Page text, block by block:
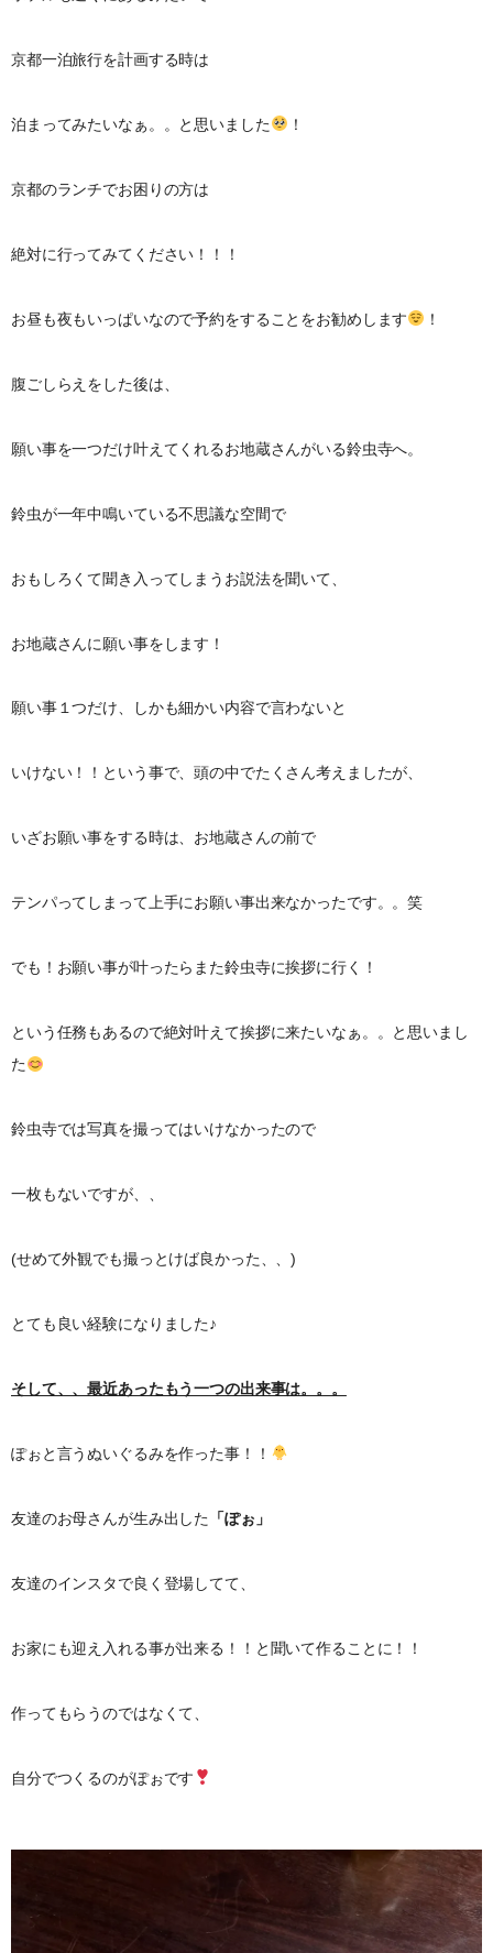
京都一泊旅行を計画する時は
泊まってみたいなぁ。。と思いました ！
京都のランチでお困りの方は
絶対に行ってみてください！！！
お昼も夜もいっぱいなので予約をすることをお勧めします ！
腹ごしらえをした後は、
願い事を一つだけ叶えてくれるお地蔵さんがいる鈴虫寺へ。
鈴虫が一年中鳴いている不思議な空間で
おもしろくて聞き入ってしまうお説法を聞いて、
お地蔵さんに願い事をします！
願い事１つだけ、しかも細かい内容で言わないと
いけない！！という事で、頭の中でたくさん考えましたが、
いざお願い事をする時は、お地蔵さんの前で
テンパってしまって上手にお願い事出来なかったです。。笑
でも！お願い事が叶ったらまた鈴虫寺に挨拶に行く！
という任務もあるので絶対叶えて挨拶に来たいなぁ。。と思いまし
た
鈴虫寺では写真を撮ってはいけなかったので
一枚もないですが、、
(せめて外観でも撮っとけば良かった、、)
とても良い経験になりました♪
そして、、最近あったもう一つの出来事は。。。
ぽぉと言うぬいぐるみを作った事！！
友達のお母さんが生み出した 「ぽぉ」
友達のインスタで良く登場してて、
お家にも迎え入れる事が出来る！！と聞いて作ることに！！
作ってもらうのではなくて、
自分でつくるのがぽぉです